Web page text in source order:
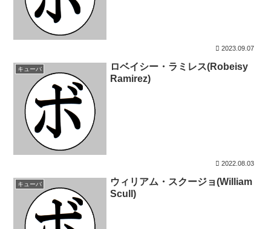
2023.09.07
キューバ
ロベイシー・ラミレス(Robeisy
Ramirez)
2022.08.03
キューバ
ウィリアム・スクージョ(William
Scull)